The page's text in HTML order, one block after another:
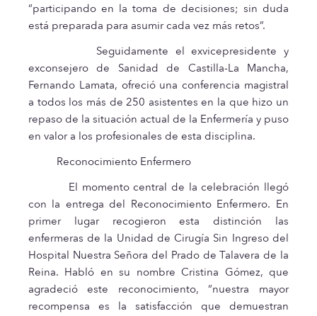
“participando en la toma de decisiones; sin duda
está preparada para asumir cada vez más retos”.
Seguidamente el exvicepresidente y
exconsejero de Sanidad de Castilla-La Mancha,
Fernando Lamata, ofreció una conferencia magistral
a todos los más de 250 asistentes en la que hizo un
repaso de la situación actual de la Enfermería y puso
en valor a los profesionales de esta disciplina.
Reconocimiento Enfermero
El momento central de la celebración llegó
con la entrega del Reconocimiento Enfermero. En
primer lugar recogieron esta distinción las
enfermeras de la Unidad de Cirugía Sin Ingreso del
Hospital Nuestra Señora del Prado de Talavera de la
Reina. Habló en su nombre Cristina Gómez, que
agradeció este reconocimiento, “nuestra mayor
recompensa es la satisfacción que demuestran